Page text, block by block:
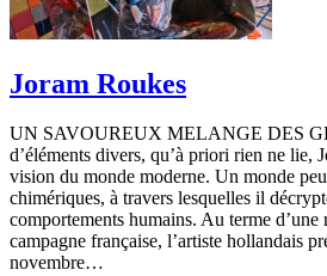
Joram Roukes
UN SAVOUREUX MELANGE DES
d’éléments divers, qu’à priori rien ne lie,
vision du monde moderne. Un monde
chimériques, à travers lesquelles il
comportements humains. Au terme d’une
campagne française, l’artiste hollandais
novembre…